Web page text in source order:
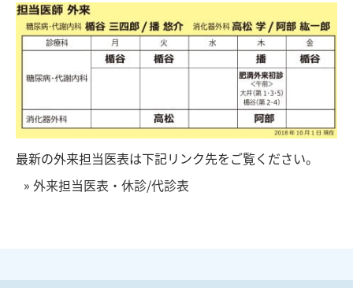
最新の外来担当医表は下記リンク先をご覧ください。
» 外来担当医表・休診/代診表